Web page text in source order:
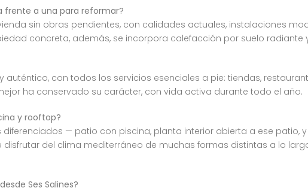
frente a una para reformar?
sin obras pendientes, con calidades actuales, instalaciones
concreta, además, se incorpora calefacción por suelo radiante
auténtico, con todos los servicios esenciales a pie: tiendas,
ha conservado su carácter, con vida activa durante todo el año.
y rooftop?
— patio con piscina, planta interior abierta a ese patio,
del clima mediterráneo de muchas formas distintas a lo
Ses Salines?